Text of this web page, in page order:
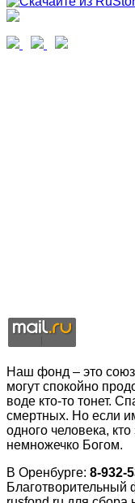
Наш фонд – это
могут спокойно
воде кто-то тонет.
смертных. Но если
одного человека,
немножечко Богом.
В Оренбурге: 8-932-